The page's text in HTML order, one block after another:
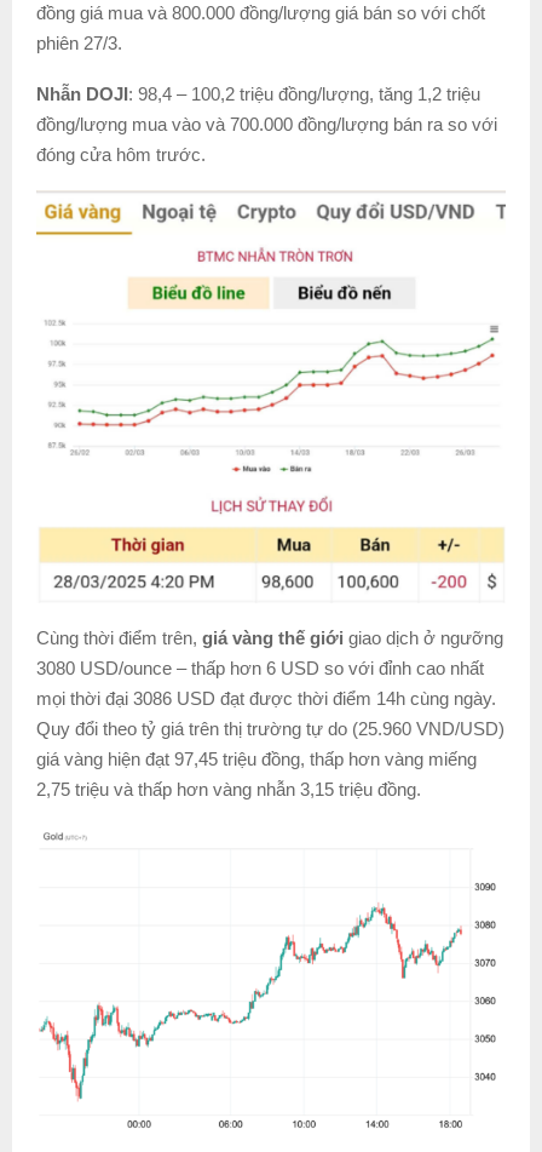
đồng giá mua và 800.000 đồng/lượng giá bán so với chốt
phiên 27/3.
Nhẫn DOJI: 98,4 – 100,2 triệu đồng/lượng, tăng 1,2 triệu
đồng/lượng mua vào và 700.000 đồng/lượng bán ra so với
đóng cửa hôm trước.
Cùng thời điểm trên, giá vàng thế giới giao dịch ở ngưỡng
3080 USD/ounce – thấp hơn 6 USD so với đỉnh cao nhất
mọi thời đại 3086 USD đạt được thời điểm 14h cùng ngày.
Quy đổi theo tỷ giá trên thị trường tự do (25.960 VND/USD)
giá vàng hiện đạt 97,45 triệu đồng, thấp hơn vàng miếng
2,75 triệu và thấp hơn vàng nhẫn 3,15 triệu đồng.